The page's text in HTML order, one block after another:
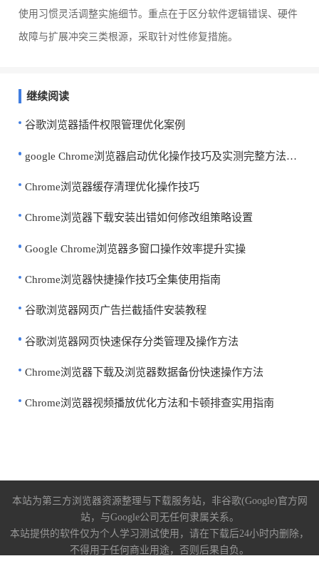
使用习惯灵活调整实施细节。重点在于区分软件逻辑错误、硬件
故障与扩展冲突三类根源，采取针对性修复措施。
继续阅读
谷歌浏览器插件权限管理优化案例
google Chrome浏览器启动优化操作技巧及实测完整方法教程
Chrome浏览器缓存清理优化操作技巧
Chrome浏览器下载安装出错如何修改组策略设置
Google Chrome浏览器多窗口操作效率提升实操
Chrome浏览器快捷操作技巧全集使用指南
谷歌浏览器网页广告拦截插件安装教程
谷歌浏览器网页快速保存分类管理及操作方法
Chrome浏览器下载及浏览器数据备份快速操作方法
Chrome浏览器视频播放优化方法和卡顿排查实用指南
本站为第三方浏览器资源整理与下载服务站，非谷歌(Google)官方网
站，与Google公司无任何隶属关系。
本站提供的软件仅为个人学习测试使用，请在下载后24小时内删除，
不得用于任何商业用途，否则后果自负。